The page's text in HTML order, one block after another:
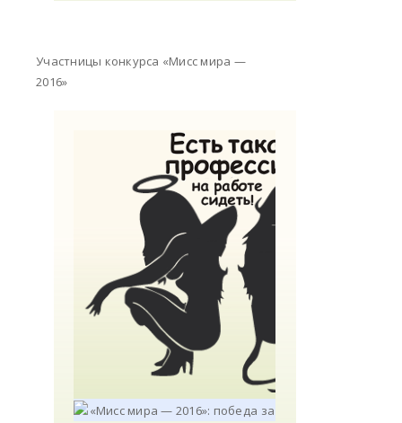
Участницы конкурса «Мисс мира —
2016»